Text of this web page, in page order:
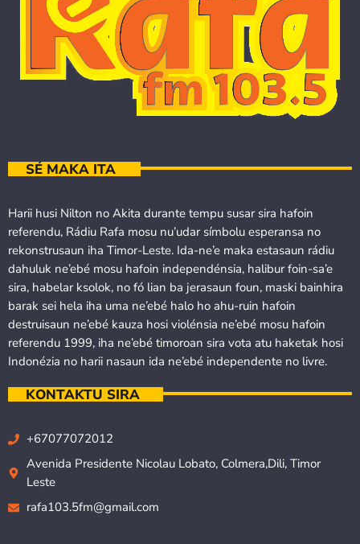
SÉ MAKA ITA
Harii husi Nilton no Akita durante tempu susar sira hafoin
referendu, Rádiu Rafa mosu nu’udar símbolu esperansa no
rekonstrusaun iha Timor-Leste. Ida-ne’e maka estasaun rádiu
dahuluk ne’ebé mosu hafoin independénsia, halibur foin-sa’e
sira, habelar ksolok, no fó lian ba jerasaun foun, maski bainhira
barak sei hela iha uma ne’ebé halo ho ahu-ruin hafoin
destruisaun ne’ebé kauza hosi violénsia ne’ebé mosu hafoin
referendu 1999, iha ne’ebé timoroan sira vota atu haketak hosi
Indonézia no harii nasaun ida ne’ebé independente no livre.
KONTAKTU SIRA
+67077072012
Avenida Presidente Nicolau Lobato, Colmera,Dili, Timor
Leste
rafa103.5fm@gmail.com